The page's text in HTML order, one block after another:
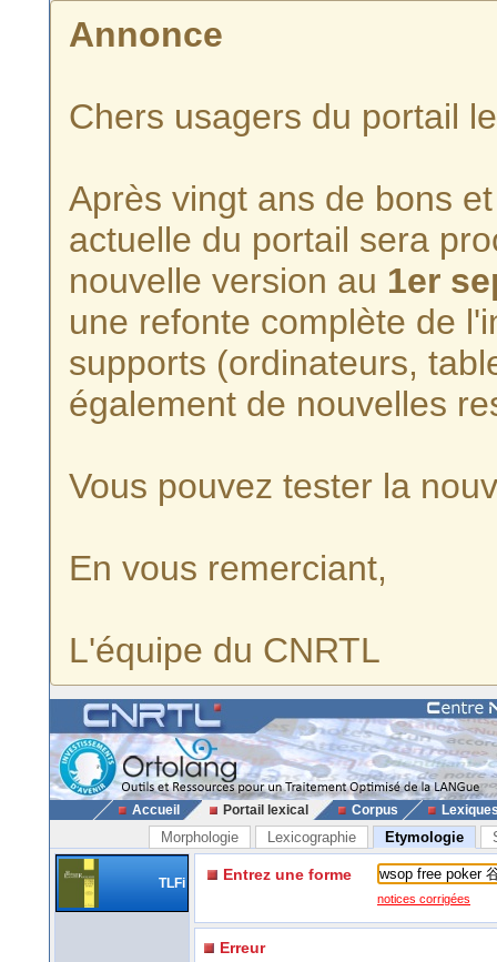
Annonce
Chers usagers du portail
Après vingt ans de bons
actuelle du portail sera
nouvelle version au 1er
une refonte complète de
supports (ordinateurs,
également de nouvelles
Vous pouvez tester la
En vous remerciant,
L'équipe du CNRTL
Accueil Portail lexical Corpus
Morphologie Lexicographie Etymologie
TLFi Entrez une forme
notices corrigées
Erreur